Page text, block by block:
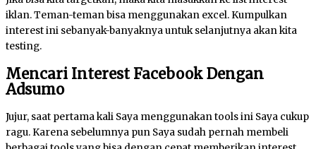
iklan. Teman-teman bisa menggunakan excel. Kumpulkan
interest ini sebanyak-banyaknya untuk selanjutnya akan kita
testing.
Mencari Interest Facebook Dengan
Adsumo
Jujur, saat pertama kali Saya menggunakan tools ini Saya cukup
ragu. Karena sebelumnya pun Saya sudah pernah membeli